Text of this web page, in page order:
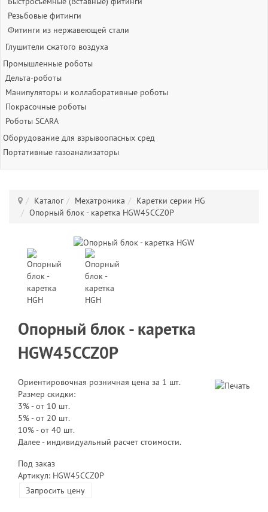
Резьбовые фитинги
Фитинги из нержавеющей стали
Глушители сжатого воздуха
Промышленные роботы
Дельта-роботы
Манипуляторы и коллаборативные роботы
Покрасочные роботы
Роботы SCARA
Оборудование для взрывоопасных сред
Портативные газоанализаторы
Каталог Мехатроника
Каретки серии HG
Опорный блок - каретка HGW45CCZ0P
Опорный блок - каретка
HGW45CCZ0P
Ориентировочная розничная цена за 1 шт.
Размер скидки:
3% - от 10 шт.
5% - от 20 шт.
10% - от 40 шт.
Далее - индивидуальный расчет стоимости.
Под заказ
Артикул: HGW45CCZ0P
Запросить цену